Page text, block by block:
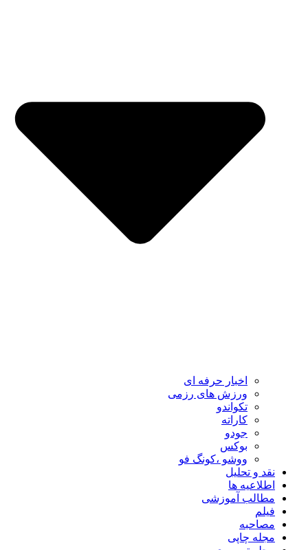
اخبار حرفه ای
ورزش های رزمی
تکواندو
کاراته
جودو
بوکس
ووشو ،کونگ فو
نقد و تحلیل
اطلاعیه ها
مطالب آموزشی
فیلم
مصاحبه
مجله چاپی